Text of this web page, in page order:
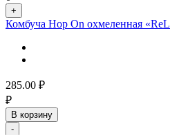
+
Комбуча Hop On охмеленная
285.00 ₽
₽
В корзину
-